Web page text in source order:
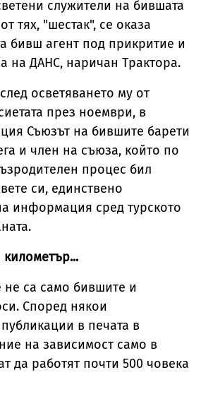
служители на бившата
тях, "шестак", се оказа
бивш агент под прикритие и
на ДАНС, наричан Трактора.
осветяването му от
през ноември, в
Съюзът на бившите барети
и член на съюза, който по
процес бил
си, единствено
информация сред турското
не са само бившите и
Според някои
в печата в
на зависимост само в
да работят почти 500 човека